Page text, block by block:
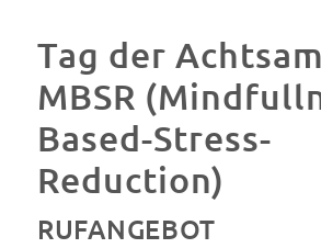
Tag der
MBSR
Based-Stress-
Reduction)
RUFANGEBOT